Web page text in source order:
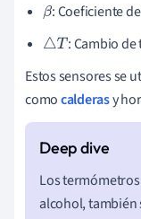
β: Coeficiente
△T : Cambio
Estos sensores se
comocalderasy
Los
alcohol, también